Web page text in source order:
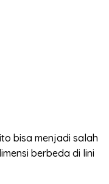
bisa menjadi salah
berbeda di lini